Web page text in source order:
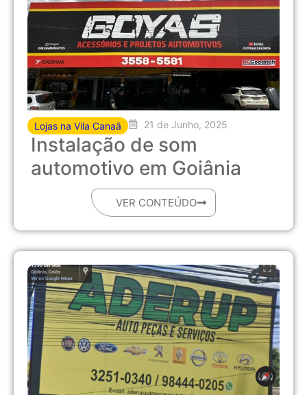
Lojas na Vila Canaã 21 de Junho, 2025
Instalação de som
automotivo em Goiânia
VER CONTEÚDO